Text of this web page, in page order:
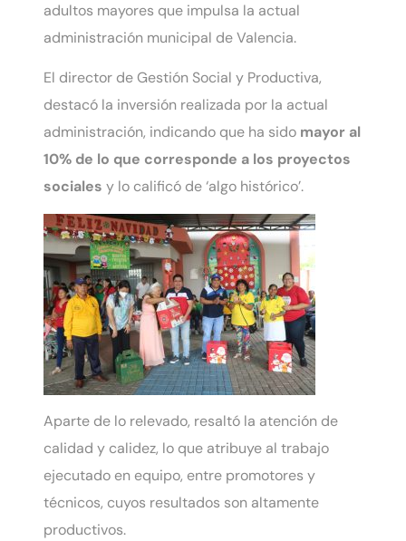
adultos mayores que impulsa la actual
administración municipal de Valencia.
El director de Gestión Social y Productiva,
destacó la inversión realizada por la actual
administración, indicando que ha sido mayor al
10% de lo que corresponde a los proyectos
sociales y lo calificó de ‘algo histórico’.
Aparte de lo relevado, resaltó la atención de
calidad y calidez, lo que atribuye al trabajo
ejecutado en equipo, entre promotores y
técnicos, cuyos resultados son altamente
productivos.